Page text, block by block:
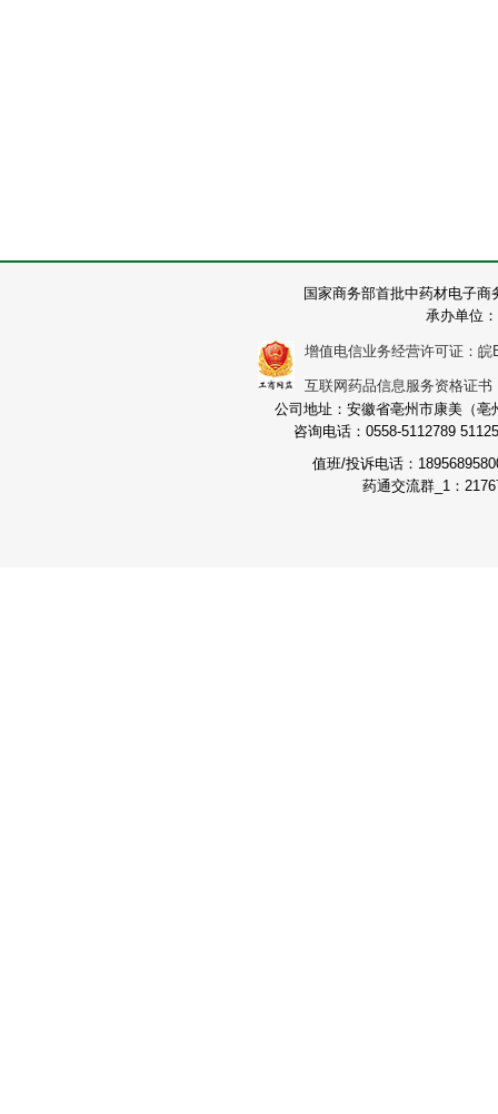
国家商务部首批中药材电子
承办单位
增值电信业务经营许可证：皖
互联网药品信息服务资格证
公司地址：安徽省亳州市康美（
咨询电话：0558-5112789
值班/投诉电话：
药通交流群_1：